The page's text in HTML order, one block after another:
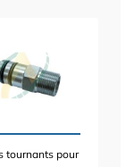
tournants pour